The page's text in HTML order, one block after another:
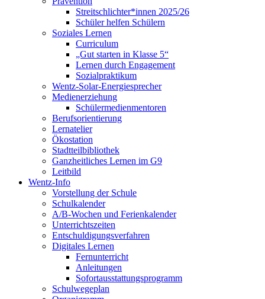
Streitschlichter*innen 2025/26
Schüler helfen Schülern
Soziales Lernen
Curriculum
„Gut starten in Klasse 5“
Lernen durch Engagement
Sozialpraktikum
Wentz-Solar-Energiesprecher
Medienerziehung
Schülermedienmentoren
Berufsorientierung
Lernatelier
Ökostation
Stadtteilbibliothek
Ganzheitliches Lernen im G9
Leitbild
Wentz-Info
Vorstellung der Schule
Schulkalender
A/B-Wochen und Ferienkalender
Unterrichtszeiten
Entschuldigungsverfahren
Digitales Lernen
Fernunterricht
Anleitungen
Sofortausstattungsprogramm
Schulwegeplan